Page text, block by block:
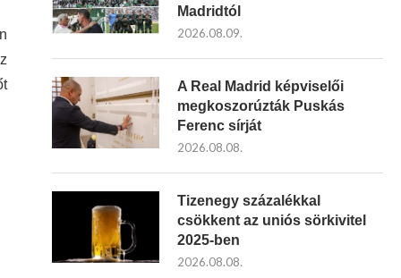
Madridtól
2026.08.09.
A Real Madrid képviselői
megkoszorúzták Puskás
Ferenc sírját
2026.08.08.
Tizenegy százalékkal
csökkent az uniós sörkivitel
2025-ben
2026.08.08.